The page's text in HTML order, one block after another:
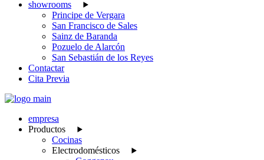
showrooms
Principe de Vergara
San Francisco de Sales
Sainz de Baranda
Pozuelo de Alarcón
San Sebastián de los Reyes
Contactar
Cita Previa
empresa
Productos
Cocinas
Electrodomésticos